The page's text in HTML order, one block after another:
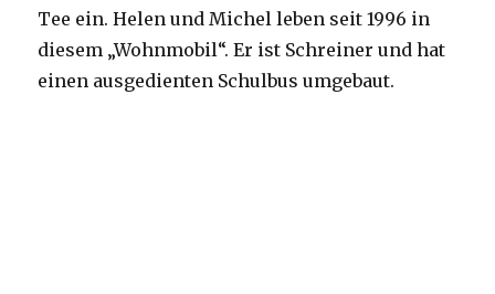
Tee ein. Helen und Michel leben seit 1996 in
diesem „Wohnmobil“. Er ist Schreiner und hat
einen ausgedienten Schulbus umgebaut.